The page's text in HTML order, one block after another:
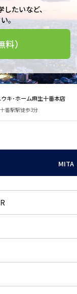
たいなど、
。
）
キ･ホーム麻生十番本店
番駅駅徒歩3分